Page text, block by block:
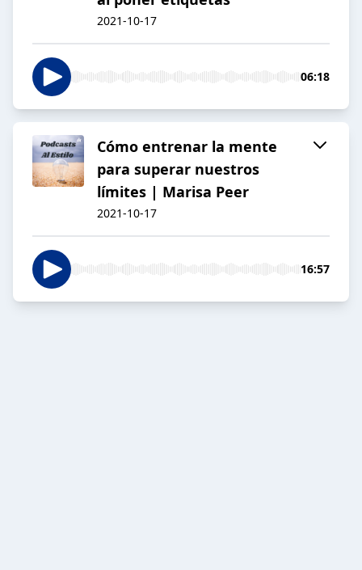
2021-10-17
06:18
Cómo entrenar la mente
para superar nuestros
límites | Marisa Peer
2021-10-17
16:57